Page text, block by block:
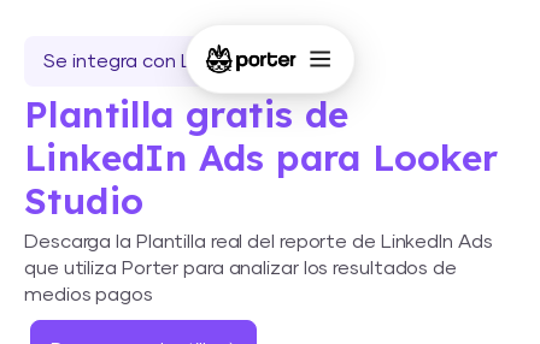
Se integra con Looker Studio
Plantilla gratis de
LinkedIn Ads para Looker
Studio
Descarga la Plantilla real del reporte de LinkedIn Ads
que utiliza Porter para analizar los resultados de
medios pagos